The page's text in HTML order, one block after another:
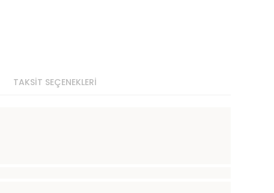
TAKSİT SEÇENEKLERİ